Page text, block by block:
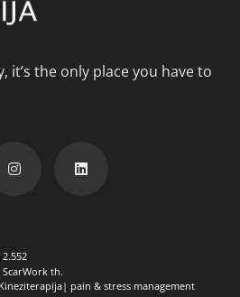
it’s the only place you have to
2.552
th.
pain & stress management